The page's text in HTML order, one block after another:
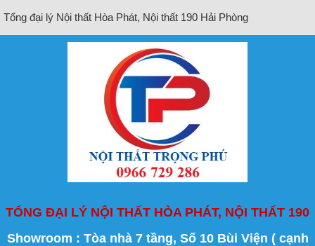
Tổng đại lý Nội thất Hòa Phát, Nội thất 190 Hải Phòng
TỔNG ĐẠI LÝ NỘI THẤT HÒA PHÁT, NỘI THẤT 190
Showroom : Tòa nhà 7 tầng, Số 10 Bùi Viện ( cạnh